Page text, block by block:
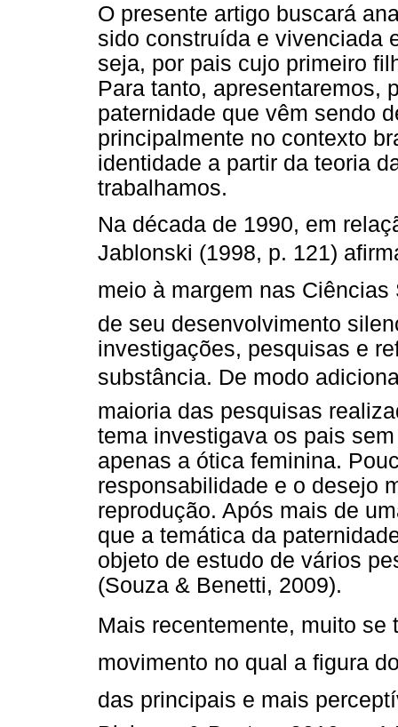
O presente artigo buscará
sido construída e vivenciada
seja, por pais cujo primeiro
Para tanto, apresentaremos,
paternidade que vêm sendo
principalmente no contexto
identidade a partir da teoria
trabalhamos.
Na década de 1990, em
Jablonski (1998, p. 121)
meio à margem nas
de seu desenvolvimento
investigações, pesquisas e
substância. De modo
maioria das pesquisas
tema investigava os pais
apenas a ótica feminina.
responsabilidade e o desejo
reprodução. Após mais de
que a temática da
objeto de estudo de vários
(Souza & Benetti, 2009).
Mais recentemente, muito se
movimento no qual a figura
das principais e mais